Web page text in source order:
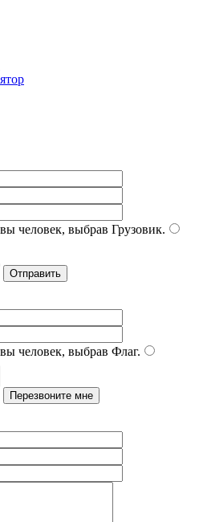
человек, выбрав Грузовик.
человек, выбрав Флаг.